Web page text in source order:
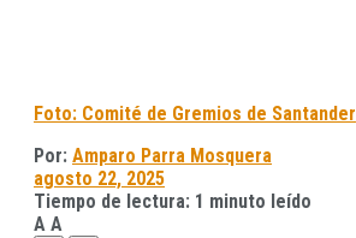
Foto: Comité de Gremios de Santander
Por: Amparo Parra Mosquera
agosto 22, 2025
Tiempo de lectura: 1 minuto leído
A A